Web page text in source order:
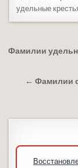
удельные
Фамилии
← Фамилии